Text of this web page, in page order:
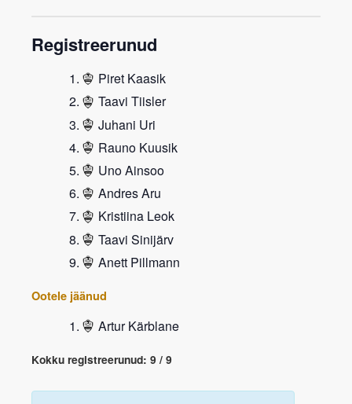
Registreerunud
Piret Kaasik
Taavi Tiisler
Juhani Uri
Rauno Kuusik
Uno Ainsoo
Andres Aru
Kristiina Leok
Taavi Sinijärv
Anett Pillmann
Ootele jäänud
Artur Kärblane
Kokku registreerunud: 9 / 9